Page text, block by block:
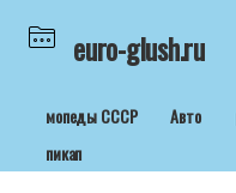
euro-glush.ru
мопеды СССР Авто
пикап